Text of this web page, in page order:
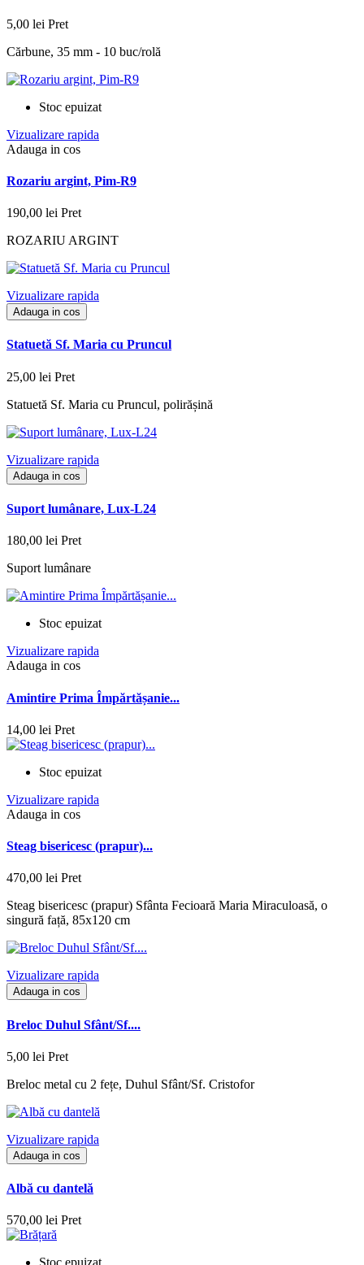
5,00 lei Pret
Cărbune, 35 mm - 10 buc/rolă
Stoc epuizat
Vizualizare rapida
Adauga in cos
Rozariu argint, Pim-R9
190,00 lei Pret
ROZARIU ARGINT
Vizualizare rapida
Adauga in cos
Statuetă Sf. Maria cu Pruncul
25,00 lei Pret
Statuetă Sf. Maria cu Pruncul, polirășină
Vizualizare rapida
Adauga in cos
Suport lumânare, Lux-L24
180,00 lei Pret
Suport lumânare
Stoc epuizat
Vizualizare rapida
Adauga in cos
Amintire Prima Împărtășanie...
14,00 lei Pret
Stoc epuizat
Vizualizare rapida
Adauga in cos
Steag bisericesc (prapur)...
470,00 lei Pret
Steag bisericesc (prapur) Sfânta Fecioară Maria Miraculoasă, o
singură față, 85x120 cm
Vizualizare rapida
Adauga in cos
Breloc Duhul Sfânt/Sf....
5,00 lei Pret
Breloc metal cu 2 fețe, Duhul Sfânt/Sf. Cristofor
Vizualizare rapida
Adauga in cos
Albă cu dantelă
570,00 lei Pret